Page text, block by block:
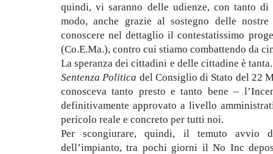
quindi, vi saranno delle udienze, con tanto
modo, anche grazie al sostegno delle
conoscere nel dettaglio il contestatissimo
(Co.E.Ma.), contro cui stiamo combattendo da
La speranza dei cittadini e delle cittadine è
Sentenza Politica del Consiglio di Stato del 22
conosceva tanto presto e tanto bene –
definitivamente approvato a livello
pericolo reale e concreto per tutti noi.
Per scongiurare, quindi, il temuto avvio
dell’impianto, tra pochi giorni il No Inc